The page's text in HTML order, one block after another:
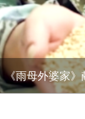
《雨母外婆家